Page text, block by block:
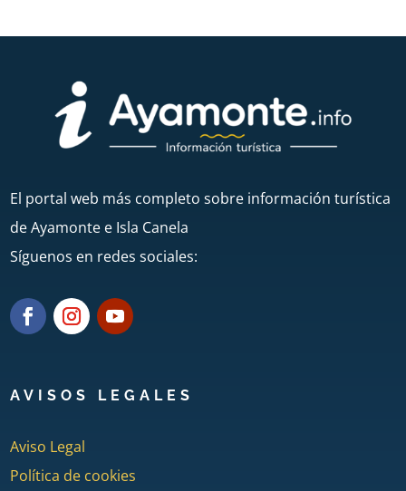
El portal web más completo sobre información turística
de Ayamonte e Isla Canela
Síguenos en redes sociales:
AVISOS LEGALES
Aviso Legal
Política de cookies